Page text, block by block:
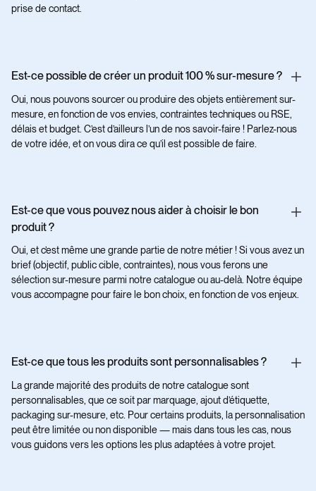
prise de contact.
Est-ce possible de créer un produit 100 % sur-mesure ?
Oui, nous pouvons sourcer ou produire des objets entièrement sur-
mesure, en fonction de vos envies, contraintes techniques ou RSE,
délais et budget. C’est d’ailleurs l’un de nos savoir-faire ! Parlez-nous
de votre idée, et on vous dira ce qu’il est possible de faire.
Est-ce que vous pouvez nous aider à choisir le bon
produit ?
Oui, et c’est même une grande partie de notre métier ! Si vous avez un
brief (objectif, public cible, contraintes), nous vous ferons une
sélection sur-mesure parmi notre catalogue ou au-delà. Notre équipe
vous accompagne pour faire le bon choix, en fonction de vos enjeux.
Est-ce que tous les produits sont personnalisables ?
La grande majorité des produits de notre catalogue sont
personnalisables, que ce soit par marquage, ajout d’étiquette,
packaging sur-mesure, etc. Pour certains produits, la personnalisation
peut être limitée ou non disponible — mais dans tous les cas, nous
vous guidons vers les options les plus adaptées à votre projet.